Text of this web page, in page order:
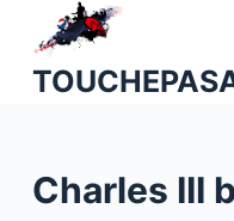
Charles III